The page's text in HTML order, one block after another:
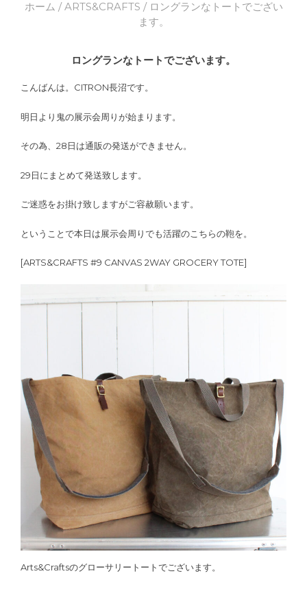
ホーム /ARTS&CRAFTS / ロングランなトートでござい
ます。
ロングランなトートでございます。
こんばんは。CITRON長沼です。
明日より鬼の展示会周りが始まります。
その為、28日は通販の発送ができません。
29日にまとめて発送致します。
ご迷惑をお掛け致しますがご容赦願います。
ということで本日は展示会周りでも活躍のこちらの鞄を。
[ARTS&CRAFTS #9 CANVAS 2WAY GROCERY TOTE]
Arts&Craftsのグローサリートートでございます。